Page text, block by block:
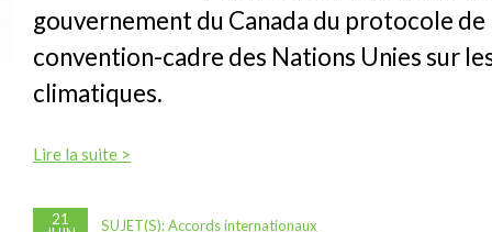
gouvernement du Canada du protocole de
convention-cadre des Nations Unies sur
climatiques.
Lire la suite >
21
SUJET(S):Accords internationaux